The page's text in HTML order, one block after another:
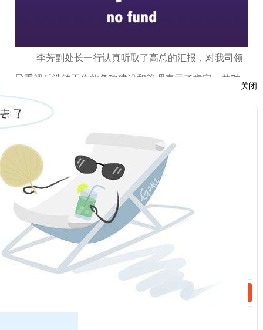
李芳副处长一行认真听取了高总的汇报，对我司领
导重视反洗钱工作的各项建设和管理表示了肯定，并对
我司下一阶段反洗钱工作在人员、制度建设、监测指标
和系统设置以及营业部反洗钱管理提出了明确的要求和
关闭